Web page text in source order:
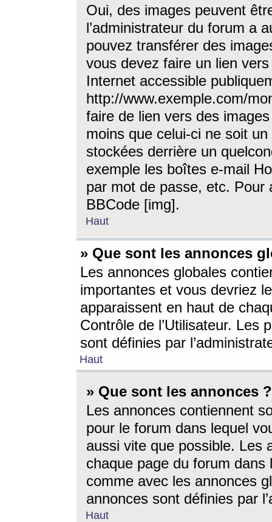
Oui, des images peuvent
l’administrateur du forum a
pouvez transférer des
vous devez faire un lien
Internet accessible
http://www.exemple.com/
faire de lien vers des
moins que celui-ci ne soit
stockées derrière un
exemple les boîtes e-mail
par mot de passe, etc. Pour
BBCode [img].
Haut
» Que sont les annonces
Les annonces globales
importantes et vous devriez
apparaissent en haut de
Contrôle de l’Utilisateur. Les
sont définies par
Haut
» Que sont les annonces ?
Les annonces contiennent
pour le forum dans lequel
aussi vite que possible. Les
chaque page du forum dans
comme avec les annonces
annonces sont définies par
Haut